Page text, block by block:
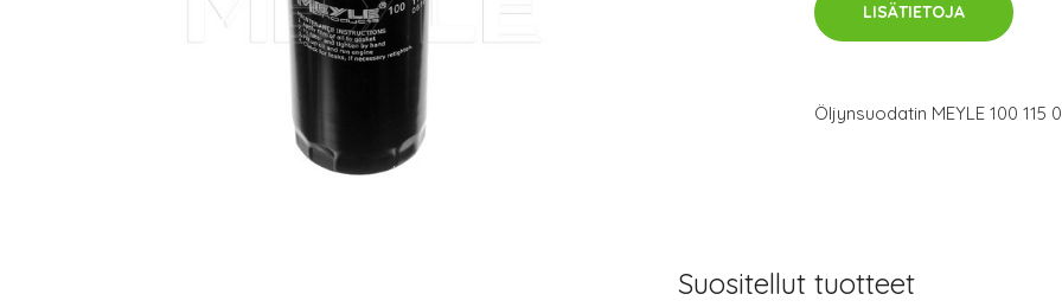
LISÄTIETOJA
Öljynsuodatin MEYLE 100 115
Suositellut tuotteet